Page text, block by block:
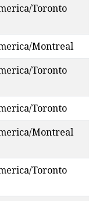
Toronto
Montreal
Toronto
Toronto
Montreal
Toronto